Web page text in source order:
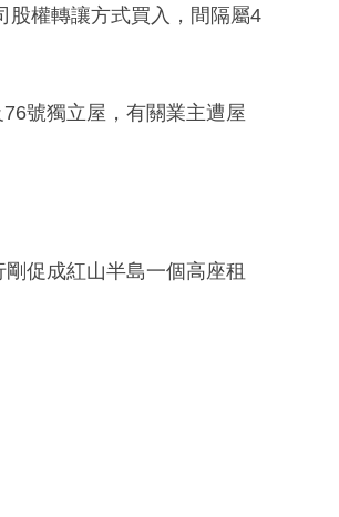
股權轉讓方式買入，間隔屬4
號獨立屋，有關業主遭屋
促成紅山半島一個高座租